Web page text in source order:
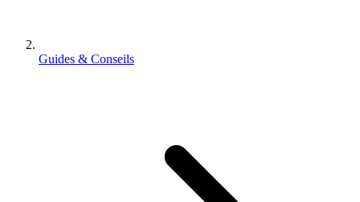
Guides & Conseils